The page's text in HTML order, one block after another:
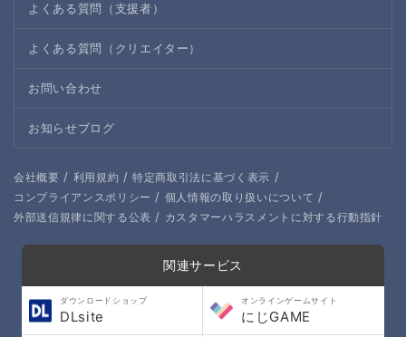
よくある質問（支援者）
よくある質問（クリエイター）
お問い合わせ
お知らせブログ
会社概要 / 利用規約 / 特定商取引法に基づく表示 /
コンプライアンスポリシー / 個人情報の取り扱いについて /
外部送信規律に関する公表 / カスタマーハラスメントに対する行動指針
関連サービス
ダウンロードショップ
DLsite
オンラインゲームサイト
にじGAME